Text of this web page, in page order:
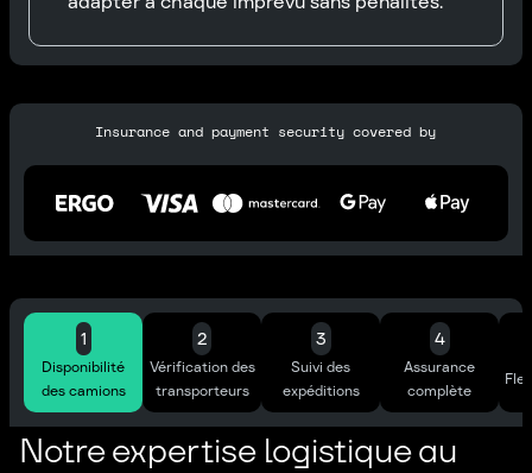
1
Disponibilité
des camions
2
Vérification des
transporteurs
3
Suivi des
expéditions
4
Assurance
complète
Insurance and payment security covered by
Notre expertise logistique au